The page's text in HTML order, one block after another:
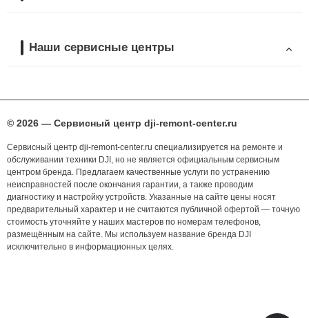
Наши сервисные центры
© 2026 — Сервисный центр dji-remont-center.ru
Сервисный центр dji-remont-center.ru специализируется на ремонте и
обслуживании техники DJI, но не является официальным сервисным
центром бренда. Предлагаем качественные услуги по устранению
неисправностей после окончания гарантии, а также проводим
диагностику и настройку устройств. Указанные на сайте цены носят
предварительный характер и не считаются публичной офертой — точную
стоимость уточняйте у наших мастеров по номерам телефонов,
размещённым на сайте. Мы используем название бренда DJI
исключительно в информационных целях.